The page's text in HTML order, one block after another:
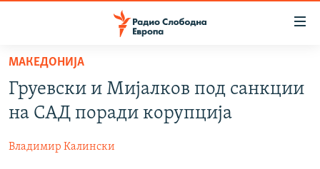
Оди
содржината
Оди
главната
СВЕТ
ВЕСТИ
МАКЕДОНИЈА
Груевски и Мијалков под санкции
на САД поради корупција
Владимир Калински